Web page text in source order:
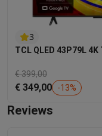
3
TCL QLED 43P79L
€ 399,00
€ 349,00 -13%
Reviews